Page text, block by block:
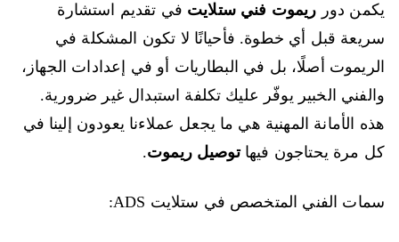
يكمن دور ريموت فني ستلايت في تقديم استشارة
سريعة قبل أي خطوة. فأحيانًا لا تكون المشكلة في
الريموت أصلًا، بل في البطاريات أو في إعدادات الجهاز،
والفني الخبير يوفّر عليك تكلفة استبدال غير ضرورية.
هذه الأمانة المهنية هي ما يجعل عملاءنا يعودون إلينا في
كل مرة يحتاجون فيهاتوصيل ريموت.
سمات الفني المتخصص في ستلايت ADS: